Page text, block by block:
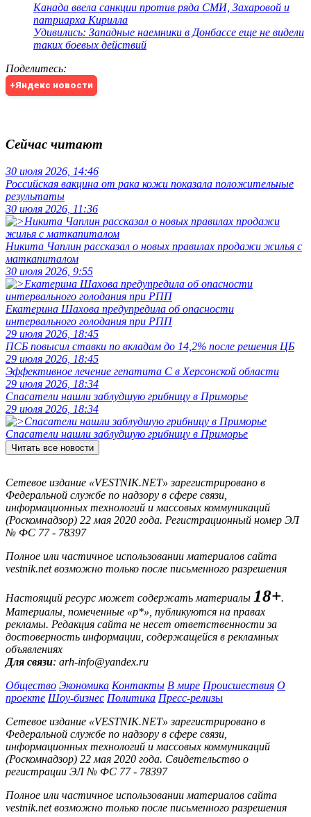
Канада ввела санкции против ряда СМИ, Захаровой и
патриарха Кирилла
Удивились: Западные наемники в Донбассе еще не видели
таких боевых действий
Поделитесь:
+Яндекс новости
Сейчас читают
30 июля 2026, 14:46
Российская вакцина от рака кожи показала положительные
результаты
30 июля 2026, 11:36
Никита Чаплин рассказал о новых правилах продажи жилья с
маткапиталом
30 июля 2026, 9:55
Екатерина Шахова предупредила об опасности
интервального голодания при РПП
29 июля 2026, 18:45
ПСБ повысил ставки по вкладам до 14,2% после решения ЦБ
29 июля 2026, 18:45
Эффективное лечение гепатита C в Херсонской области
29 июля 2026, 18:34
Спасатели нашли заблудшую грибницу в Приморье
29 июля 2026, 18:34
Спасатели нашли заблудшую грибницу в Приморье
Читать все новости
Сетевое издание «VESTNIK.NET» зарегистрировано в
Федеральной службе по надзору в сфере связи,
информационных технологий и массовых коммуникаций
(Роскомнадзор) 22 мая 2020 года. Регистрационный номер ЭЛ
№ ФС 77 - 78397
Полное или частичное использовании материалов сайта
vestnik.net возможно только после письменного разрешения
Настоящий ресурс может содержать материалы 18+.
Материалы, помеченные «р*», публикуются на правах
рекламы. Редакция сайта не несет ответственности за
достоверность информации, содержащейся в рекламных
объявлениях
Для связи: arh-info@yandex.ru
Общество Экономика Контакты В мире Происшествия О
проекте Шоу-бизнес Политика Пресс-релизы
Сетевое издание «VESTNIK.NET» зарегистрировано в
Федеральной службе по надзору в сфере связи,
информационных технологий и массовых коммуникаций
(Роскомнадзор) 22 мая 2020 года. Свидетельство о
регистрации ЭЛ № ФС 77 - 78397
Полное или частичное использовании материалов сайта
vestnik.net возможно только после письменного разрешения